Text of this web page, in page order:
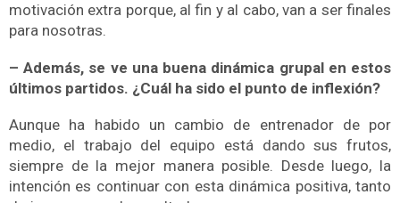
motivación extra porque, al fin y al cabo, van a ser finales
para nosotras.
– Además, se ve una buena dinámica grupal en estos
últimos partidos. ¿Cuál ha sido el punto de inflexión?
Aunque ha habido un cambio de entrenador de por
medio, el trabajo del equipo está dando sus frutos,
siempre de la mejor manera posible. Desde luego, la
intención es continuar con esta dinámica positiva, tanto